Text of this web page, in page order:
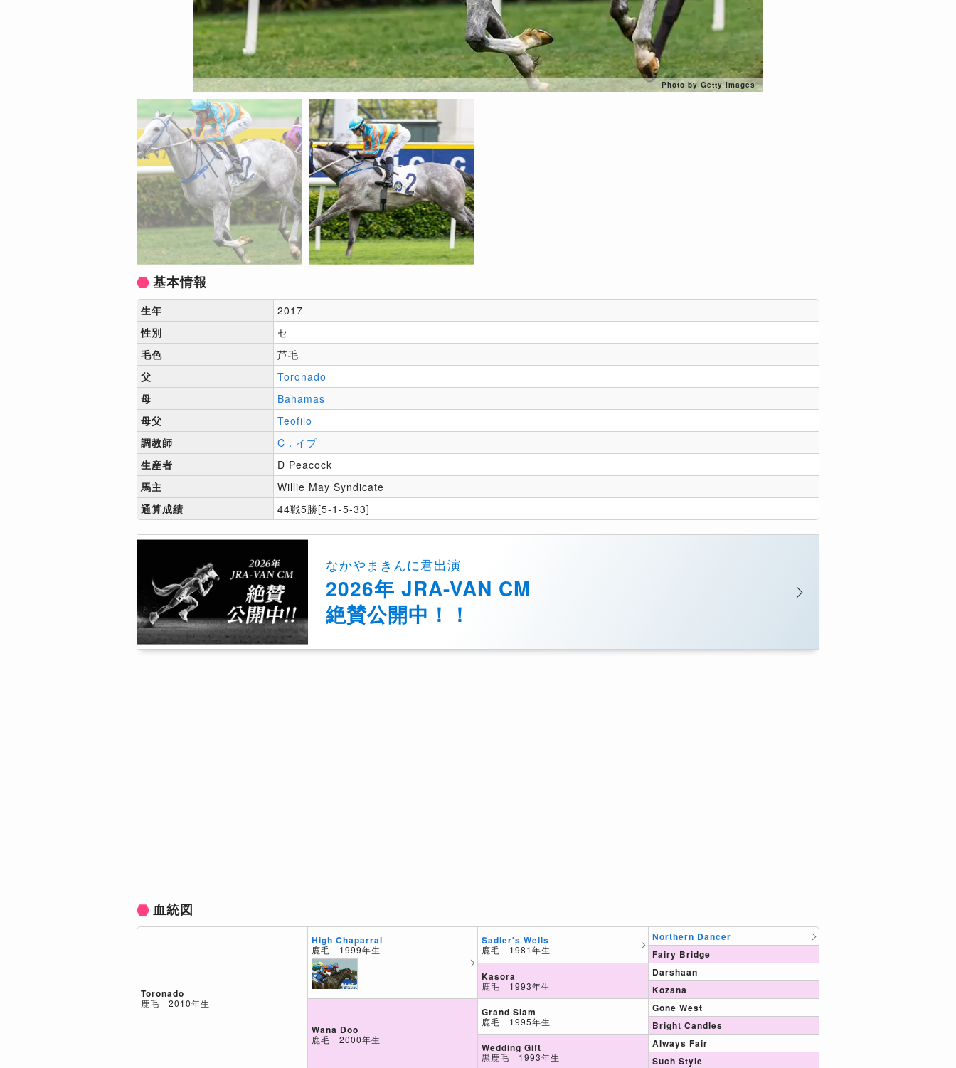
Photo by Getty Images
基本情報
生年
2017
性別
セ
毛色
芦毛
父
Toronado
母
Bahamas
母父
Teofilo
調教師
C．イプ
生産者
D Peacock
馬主
Willie May Syndicate
通算成績
44戦5勝[5-1-5-33]
なかやまきんに君出演
2026年 JRA-VAN CM
絶賛公開中！！
血統図
Toronado
鹿毛 2010年生
High Chaparral
鹿毛 1999年生
Wana Doo
鹿毛 2000年生
Sadler's Wells
鹿毛 1981年生
Kasora
鹿毛 1993年生
Grand Slam
鹿毛 1995年生
Wedding Gift
黒鹿毛 1993年生
Northern Dancer
Fairy Bridge
Darshaan
Kozana
Gone West
Bright Candles
Always Fair
Such Style